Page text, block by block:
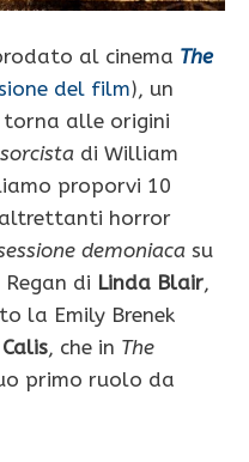
al cinema The
del film), un
torna alle origini
di William
proporvi 10
horror
demoniaca su
di Linda Blair,
la Emily Brenek
, che in The
primo ruolo da